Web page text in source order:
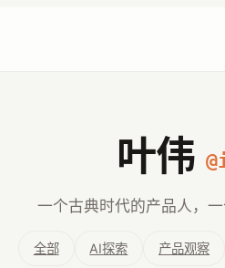
叶伟
一个古典时代的产品人，一
全部 AI探索 产品观察